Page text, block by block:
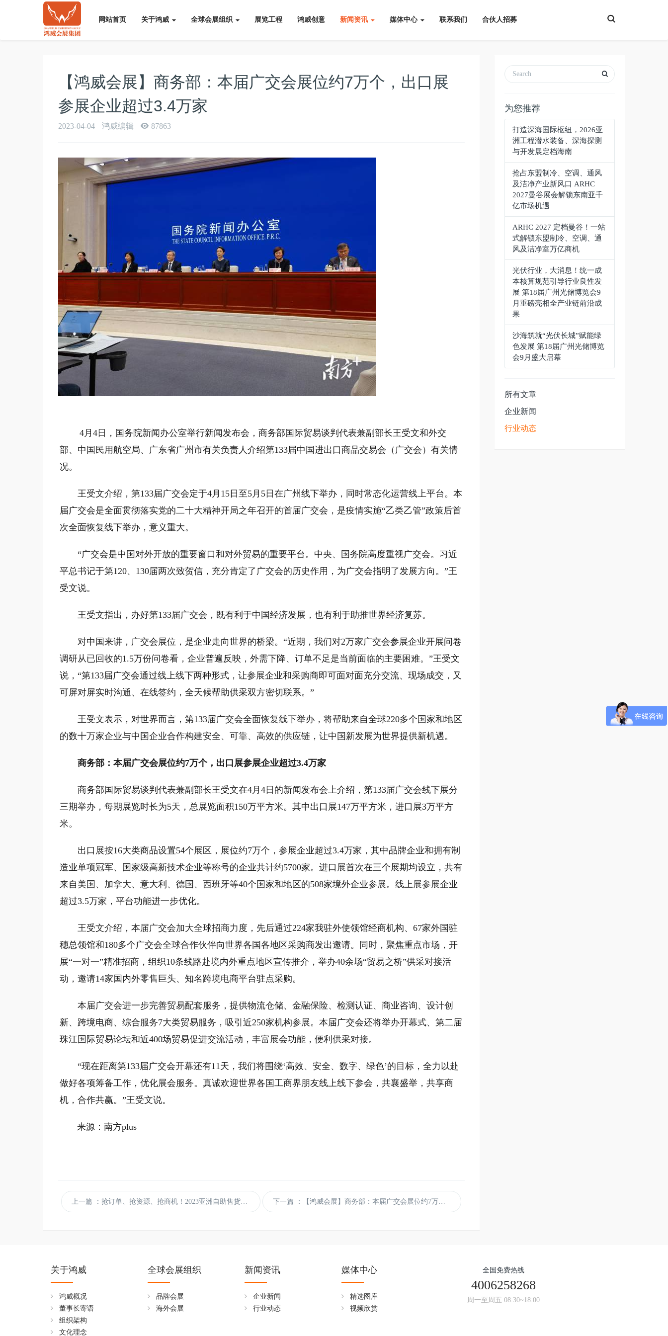
T
o
g
e
a
r
网站首页 关于鸿威 全球会展组织 展览工程 鸿威创意 新闻资讯 媒体中心 联系我们 合伙人招募
【鸿威会展】商务部：本届广交会展位约7万个，出口展
参展企业超过3.4万家
2023-04-04 鸿威编辑 87863
4月4日，国务院新闻办公室举行新闻发布会，商务部国际贸易谈判代表兼副部长王受文和外交
部、中国民用航空局、广东省广州市有关负责人介绍第133届中国进出口商品交易会（广交会）有关情
况。
王受文介绍，第133届广交会定于4月15日至5月5日在广州线下举办，同时常态化运营线上平台。本
届广交会是全面贯彻落实党的二十大精神开局之年召开的首届广交会，是疫情实施“乙类乙管”政策后首
次全面恢复线下举办，意义重大。
“广交会是中国对外开放的重要窗口和对外贸易的重要平台。中央、国务院高度重视广交会。习近
平总书记于第120、130届两次致贺信，充分肯定了广交会的历史作用，为广交会指明了发展方向。”王
受文说。
王受文指出，办好第133届广交会，既有利于中国经济发展，也有利于助推世界经济复苏。
对中国来讲，广交会展位，是企业走向世界的桥梁。“近期，我们对2万家广交会参展企业开展问卷
调研从已回收的1.5万份问卷看，企业普遍反映，外需下降、订单不足是当前面临的主要困难。”王受文
说，“第133届广交会通过线上线下两种形式，让参展企业和采购商即可面对面充分交流、现场成交，又
可屏对屏实时沟通、在线签约，全天候帮助供采双方密切联系。”
王受文表示，对世界而言，第133届广交会全面恢复线下举办，将帮助来自全球220多个国家和地区
的数十万家企业与中国企业合作构建安全、可靠、高效的供应链，让中国新发展为世界提供新机遇。
商务部：本届广交会展位约7万个，出口展参展企业超过3.4万家
商务部国际贸易谈判代表兼副部长王受文在4月4日的新闻发布会上介绍，第133届广交会线下展分
三期举办，每期展览时长为5天，总展览面积150万平方米。其中出口展147万平方米，进口展3万平方
米。
出口展按16大类商品设置54个展区，展位约7万个，参展企业超过3.4万家，其中品牌企业和拥有制
造业单项冠军、国家级高新技术企业等称号的企业共计约5700家。进口展首次在三个展期均设立，共有
来自美国、加拿大、意大利、德国、西班牙等40个国家和地区的508家境外企业参展。线上展参展企业
超过3.5万家，平台功能进一步优化。
王受文介绍，本届广交会加大全球招商力度，先后通过224家我驻外使领馆经商机构、67家外国驻
穗总领馆和180多个广交会全球合作伙伴向世界各国各地区采购商发出邀请。同时，聚焦重点市场，开
展“一对一”精准招商，组织10条线路赴境内外重点地区宣传推介，举办40余场“贸易之桥”供采对接活
动，邀请14家国内外零售巨头、知名跨境电商平台驻点采购。
本届广交会进一步完善贸易配套服务，提供物流仓储、金融保险、检测认证、商业咨询、设计创
新、跨境电商、综合服务7大类贸易服务，吸引近250家机构参展。本届广交会还将举办开幕式、第二届
珠江国际贸易论坛和近400场贸易促进交流活动，丰富展会功能，便利供采对接。
“现在距离第133届广交会开幕还有11天，我们将围绕‘高效、安全、数字、绿色’的目标，全力以赴
做好各项筹备工作，优化展会服务。真诚欢迎世界各国工商界朋友线上线下参会，共襄盛举，共享商
机，合作共赢。”王受文说。
来源：南方plus
上一篇 ：抢订单、抢资源、抢商机！2023亚洲自助售货及智慧零售博览交易会即将举行 下一篇 ：【鸿威会展】商务部：本届广交会展位约7万个，出口展参展企业超过3.4万家
为您推荐
打造深海国际枢纽，2026亚
洲工程潜水装备、深海探测
与开发展定档海南
抢占东盟制冷、空调、通风
及洁净产业新风口 ARHC
2027曼谷展会解锁东南亚千
亿市场机遇
ARHC 2027 定档曼谷！一站
式解锁东盟制冷、空调、通
风及洁净室万亿商机
光伏行业，大消息！统一成
本核算规范引导行业良性发
展 第18届广州光储博览会9
月重磅亮相全产业链前沿成
果
沙海筑就“光伏长城”赋能绿
色发展 第18届广州光储博览
会9月盛大启幕
所有文章
企业新闻
行业动态
关于鸿威
鸿威概况
董事长寄语
组织架构
文化理念
全球会展组织
品牌会展
海外会展
新闻资讯
企业新闻
行业动态
媒体中心
精选图库
视频欣赏
全国免费热线
4006258268
周一至周五 08:30~18:00